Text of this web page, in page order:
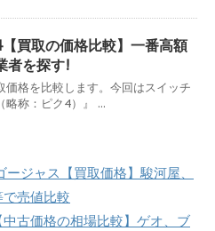
買取の価格比較】一番高額
者を探す!
価格を比較します。今回はスイッチ
略称：ピク4）』 ...
ジャス【買取価格】駿河屋、
売値比較
古価格の相場比較】ゲオ、ブ